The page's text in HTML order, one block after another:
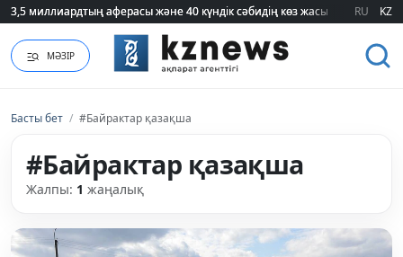
3,5 миллиардтың аферасы және 40 күндік сәбидің көз жасы:
3,5 миллиардтың аферасы және 40 күндік сәбидің көз жасы: RU KZ
МӘЗІР
Басты бет / #Байрактар қазақша
#Байрактар қазақша
Жалпы: 1 жаңалық